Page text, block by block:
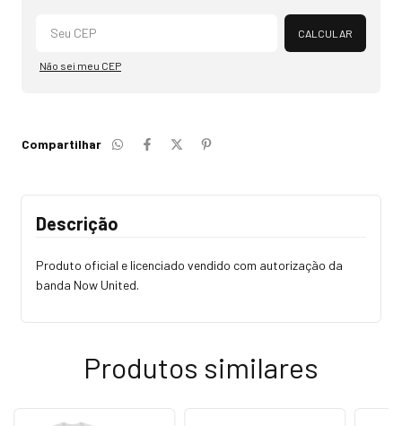
Alterar CEP
CALCULAR
Não sei meu CEP
Compartilhar
Descrição
Produto oficial e licenciado vendido com autorização da
banda Now United.
Produtos similares